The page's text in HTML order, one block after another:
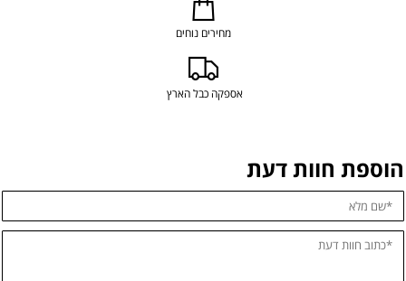
מחירים נוחים
אספקה כבל הארץ
הוספת חוות דעת